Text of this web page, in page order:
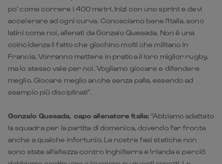
Francia. Vorranno mettere in pratica il loro miglior rugby,
ma lo stesso vale per noi. Vogliamo giocare e difendere
meglio. Giocare meglio anche senza palla, essendo ad
esempio più disciplinati”.
Gonzalo Quesada, capo allenatore Italia:“Abbiamo adattato
la squadra per la partita di domenica, dovendo far fronte
anche a qualche infortunio. Le nostre fasi statiche non
dobbiamo continuare a lavorare su questi aspetti. La
Francia giocherà in maniera molto fisica, ma noi
proveremo a fare il nostro gioco e ad imporre il nostro
piano.”